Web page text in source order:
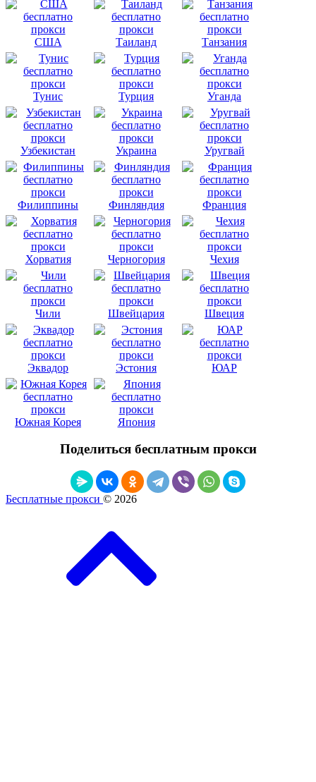
США Таиланд Танзания
Тунис Турция Уганда
Узбекистан Украина Уругвай
Филиппины Финляндия Франция
Хорватия Черногория Чехия
Чили Швейцария Швеция
Эквадор Эстония ЮАР
Южная Корея Япония
Поделиться бесплатным прокси
Бесплатные прокси © 2026